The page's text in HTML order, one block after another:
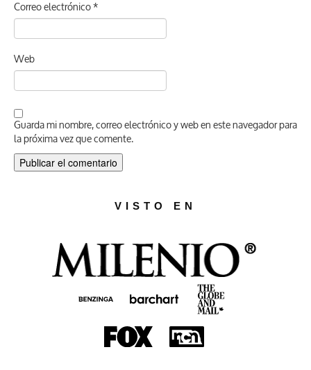
Correo electrónico*
Web
Guarda mi nombre, correo electrónico y web en este navegador para
la próxima vez que comente.
VISTO EN